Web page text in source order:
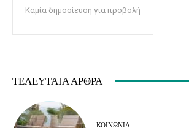
Καμία δημοσίευση για προβολή
ΤΕΛΕΥΤΑΊΑ ΆΡΘΡΑ
ΚΟΙΝΩΝΊΑ